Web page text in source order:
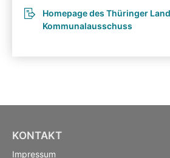
Homepage des Thüringer
Kommunalausschuss
KONTAKT
Impressum